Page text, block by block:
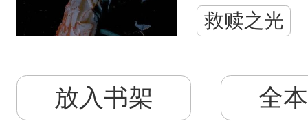
救赎之光
放入书架 全